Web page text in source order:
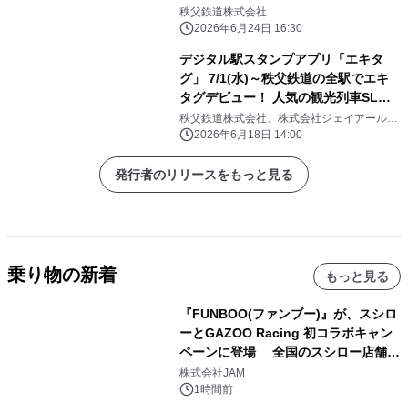
秩父鉄道株式会社
2026年6月24日 16:30
デジタル駅スタンプアプリ「エキタ
グ」 7/1(水)～秩父鉄道の全駅でエキ
タグデビュー！ 人気の観光列車SLパ
レオエクスプレスの車内にも搭載
秩父鉄道株式会社、株式会社ジェイアール東
日本企画
2026年6月18日 14:00
発行者のリリースをもっと見る
乗り物の新着 もっと見る
『FUNBOO(ファンブー)』が、スシロ
ーとGAZOO Racing 初コラボキャン
ペーンに登場 全国のスシロー店舗で
GR 4車種の FUNBOO(ミニカー)付き
メニューが展開されます
株式会社JAM
1時間前